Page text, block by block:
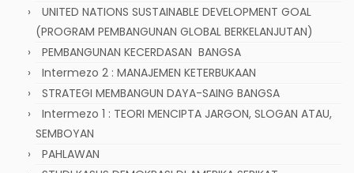
UNITED NATIONS SUSTAINABLE DEVELOPMENT GOAL
(PROGRAM PEMBANGUNAN GLOBAL BERKELANJUTAN)
PEMBANGUNAN KECERDASAN BANGSA
Intermezo 2 : MANAJEMEN KETERBUKAAN
STRATEGI MEMBANGUN DAYA-SAING BANGSA
Intermezo 1 : TEORI MENCIPTA JARGON, SLOGAN ATAU,
SEMBOYAN
PAHLAWAN